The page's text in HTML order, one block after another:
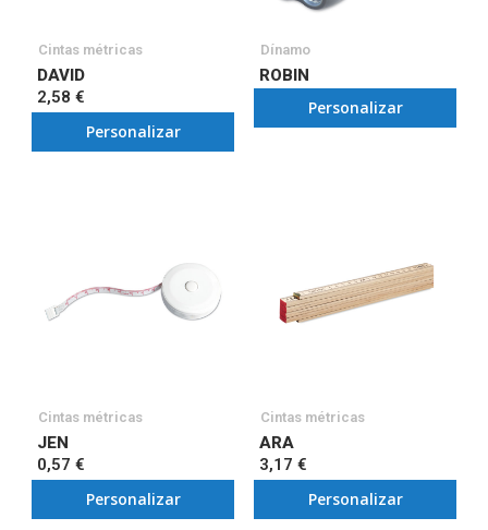
Cintas métricas
DAVID
2,58 €
Personalizar
Dínamo
ROBIN
Personalizar
Cintas métricas
JEN
0,57 €
Personalizar
Cintas métricas
ARA
3,17 €
Personalizar